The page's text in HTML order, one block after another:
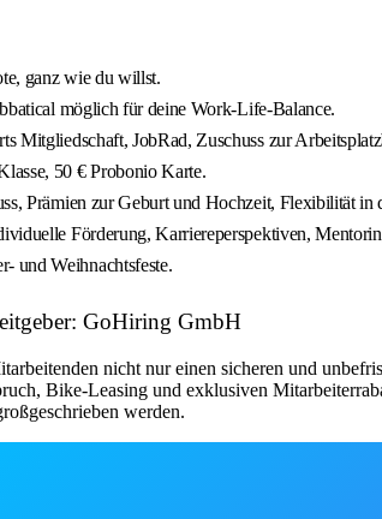
ganz wie du willst.
möglich für deine Work‑Life‑Balance.
Mitgliedschaft, JobRad, Zuschuss zur
50 € Probonio Karte.
Prämien zur Geburt und Hochzeit, Flexibilität
Förderung, Karriereperspektiven,
und Weihnachtsfeste.
GoHiring GmbH
nicht nur einen sicheren und
Bike-Leasing und exklusiven
werden.